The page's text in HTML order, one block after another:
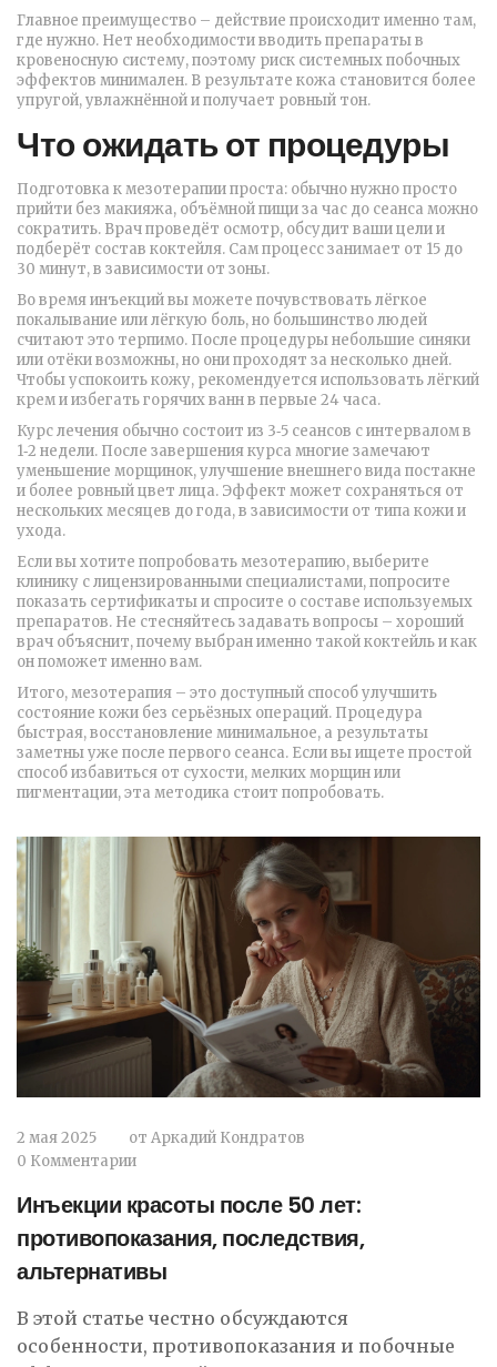
Главное преимущество – действие происходит именно там,
где нужно. Нет необходимости вводить препараты в
кровеносную систему, поэтому риск системных побочных
эффектов минимален. В результате кожа становится более
упругой, увлажнённой и получает ровный тон.
Что ожидать от процедуры
Подготовка к мезотерапии проста: обычно нужно просто
прийти без макияжа, объёмной пищи за час до сеанса можно
сократить. Врач проведёт осмотр, обсудит ваши цели и
подберёт состав коктейля. Сам процесс занимает от 15 до
30 минут, в зависимости от зоны.
Во время инъекций вы можете почувствовать лёгкое
покалывание или лёгкую боль, но большинство людей
считают это терпимо. После процедуры небольшие синяки
или отёки возможны, но они проходят за несколько дней.
Чтобы успокоить кожу, рекомендуется использовать лёгкий
крем и избегать горячих ванн в первые 24 часа.
Курс лечения обычно состоит из 3‑5 сеансов с интервалом в
1‑2 недели. После завершения курса многие замечают
уменьшение морщинок, улучшение внешнего вида постакне
и более ровный цвет лица. Эффект может сохраняться от
нескольких месяцев до года, в зависимости от типа кожи и
ухода.
Если вы хотите попробовать мезотерапию, выберите
клинику с лицензированными специалистами, попросите
показать сертификаты и спросите о составе используемых
препаратов. Не стесняйтесь задавать вопросы – хороший
врач объяснит, почему выбран именно такой коктейль и как
он поможет именно вам.
Итого, мезотерапия – это доступный способ улучшить
состояние кожи без серьёзных операций. Процедура
быстрая, восстановление минимальное, а результаты
заметны уже после первого сеанса. Если вы ищете простой
способ избавиться от сухости, мелких морщин или
пигментации, эта методика стоит попробовать.
2 мая 2025 от Аркадий Кондратов
0 Комментарии
Инъекции красоты после 50 лет:
противопоказания, последствия,
альтернативы
В этой статье честно обсуждаются
особенности, противопоказания и побочные